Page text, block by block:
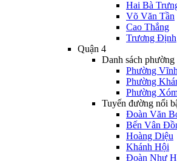
Hai Bà
Võ Văn Tần
Cao Thắng
Trương Định
Quận 4
Danh sách phường
Phường
Phường
Phường
Tuyến đường nổi
Đoàn Văn
Bến Vân
Hoàng Diệu
Khánh Hội
Đoàn Như